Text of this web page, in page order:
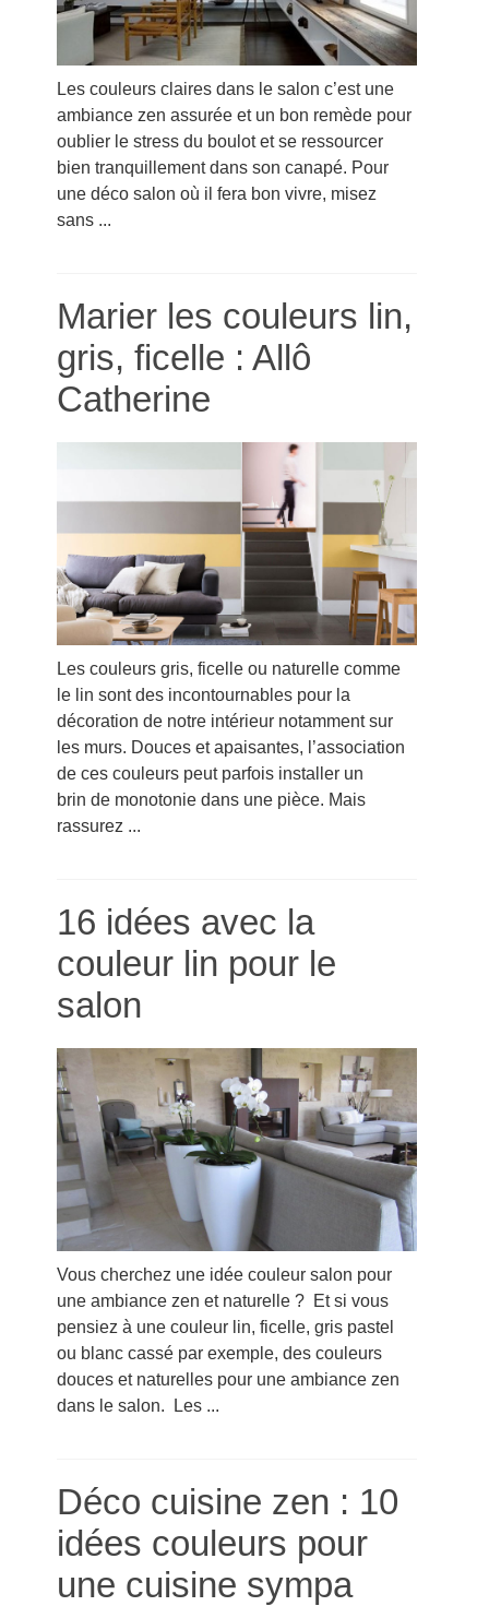
Les couleurs claires dans le salon c’est une
ambiance zen assurée et un bon remède pour
oublier le stress du boulot et se ressourcer
bien tranquillement dans son canapé. Pour
une déco salon où il fera bon vivre, misez
sans ...
Marier les couleurs lin,
gris, ficelle : Allô
Catherine
Les couleurs gris, ficelle ou naturelle comme
le lin sont des incontournables pour la
décoration de notre intérieur notamment sur
les murs. Douces et apaisantes, l’association
de ces couleurs peut parfois installer un
brin de monotonie dans une pièce. Mais
rassurez ...
16 idées avec la
couleur lin pour le
salon
Vous cherchez une idée couleur salon pour
une ambiance zen et naturelle ? Et si vous
pensiez à une couleur lin, ficelle, gris pastel
ou blanc cassé par exemple, des couleurs
douces et naturelles pour une ambiance zen
dans le salon. Les ...
Déco cuisine zen : 10
idées couleurs pour
une cuisine sympa